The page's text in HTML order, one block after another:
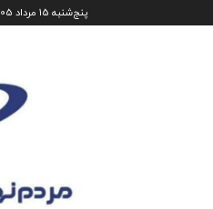
پنج‌شنبه 15 مرداد 1405